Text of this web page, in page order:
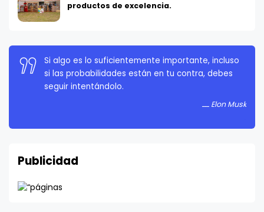
productos de excelencia.
La persistencia es muy importante. No debes
rendirte a menos que estés obligado a rendirte.
Publicidad